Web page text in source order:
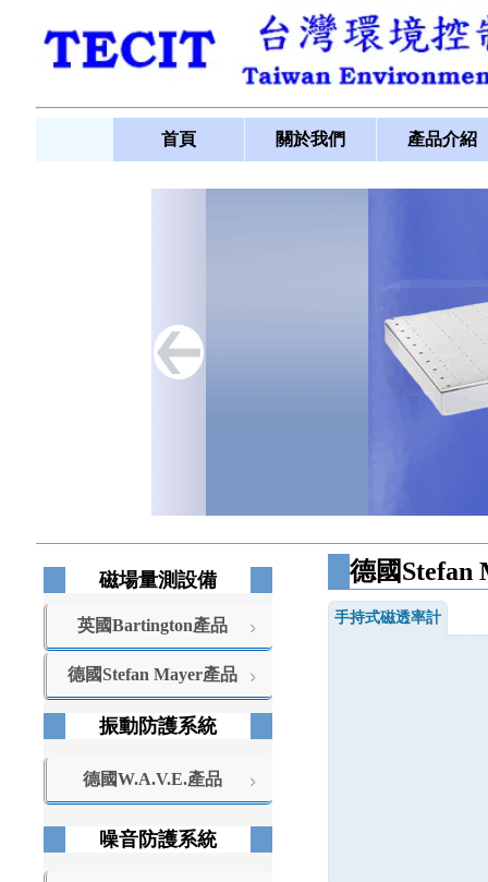
首頁 關於我們 產品介紹
磁場量測設備
英國Bartington產品
德國Stefan Mayer產品
振動防護系統
德國W.A.V.E.產品
噪音防護系統
德國Stefan
手持式磁透率計